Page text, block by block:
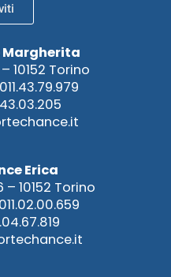
Margherita
10152 Torino
Erica
10152 Torino